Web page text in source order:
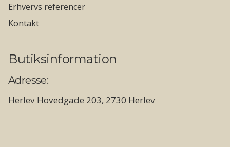
Erhvervs referencer
Kontakt
Butiksinformation
Adresse:
Herlev Hovedgade 203, 2730 Herlev